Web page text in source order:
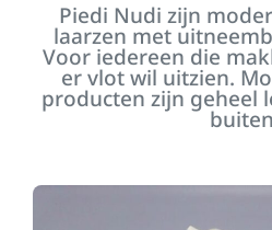
Piedi Nudi zijn
laarzen met
Voor iedereen die
er vlot wil uitzien.
producten zijn geheel